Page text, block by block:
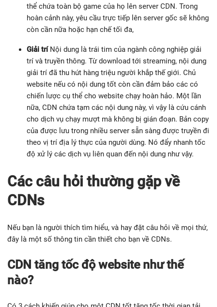
thể chứa toàn bộ game của họ lên server CDN. Trong
hoàn cảnh này, yêu cầu trực tiếp lên server gốc sẽ không
còn cần nữa hoặc hạn chế tối đa,
Giải tríNội dung là trái tim của ngành công nghiệp giải
trí và truyền thông. Từ download tới streaming, nội dung
giải trí đã thu hút hàng triệu người khắp thế giới. Chủ
website nếu có nội dung tốt còn cần đảm bảo các có
chiến lược cụ thể cho website chạy hoàn hảo. Một lần
nữa, CDN chứa tạm các nội dung này, vì vậy là cứu cánh
cho dịch vụ chạy mượt mà không bị gián đoạn. Bản copy
của được lưu trong nhiều server sẵn sàng được truyền đi
theo vị trí địa lý thực của người dùng. Nó đẩy nhanh tốc
độ xử lý các dịch vụ liên quan đến nội dung như vậy.
Các câu hỏi thường gặp về
CDNs
Nếu bạn là người thích tìm hiểu, và hay đặt câu hỏi về mọi thứ,
đây là một số thông tin cần thiết cho bạn về CDNs.
CDN tăng tốc độ website như thế
nào?